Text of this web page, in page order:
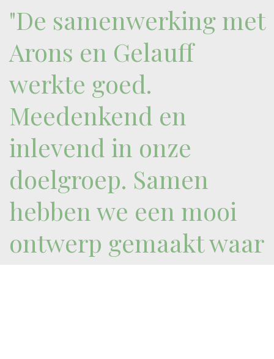
"De samenwerking met
Arons en Gelauff
werkte goed.
Meedenkend en
inlevend in onze
doelgroep. Samen
hebben we een mooi
ontwerp gemaakt waar